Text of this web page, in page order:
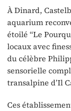
À Dinard,
aquarium
étoilé “Le
locaux avec
du célèbre
sensorielle
transalpine d’Il
Ces